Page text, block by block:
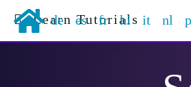
Learn Tutorials
de es fr hi it nl